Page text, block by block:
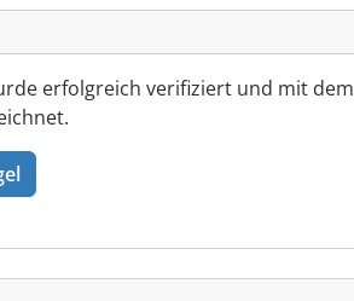
erfolgreich verifiziert und mit dem